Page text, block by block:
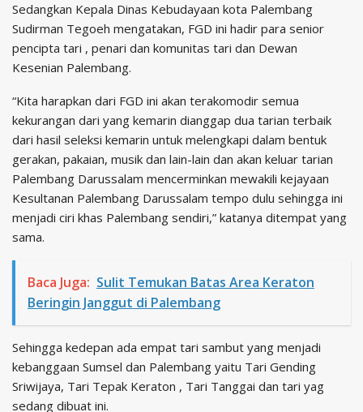
Sedangkan Kepala Dinas Kebudayaan kota Palembang
Sudirman Tegoeh mengatakan, FGD ini hadir para senior
pencipta tari , penari dan komunitas tari dan Dewan
Kesenian Palembang.
“Kita harapkan dari FGD ini akan terakomodir semua
kekurangan dari yang kemarin dianggap dua tarian terbaik
dari hasil seleksi kemarin untuk melengkapi dalam bentuk
gerakan, pakaian, musik dan lain-lain dan akan keluar tarian
Palembang Darussalam mencerminkan mewakili kejayaan
Kesultanan Palembang Darussalam tempo dulu sehingga ini
menjadi ciri khas Palembang sendiri,” katanya ditempat yang
sama.
Baca Juga: Sulit Temukan Batas Area Keraton
Beringin Janggut di Palembang
Sehingga kedepan ada empat tari sambut yang menjadi
kebanggaan Sumsel dan Palembang yaitu Tari Gending
Sriwijaya, Tari Tepak Keraton , Tari Tanggai dan tari yag
sedang dibuat ini.